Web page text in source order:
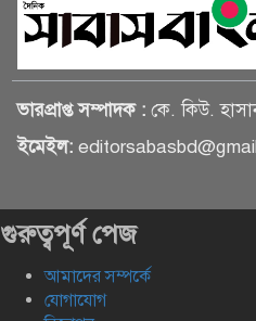
ভারপ্রাপ্ত সম্পাদক : কে. কিউ.
ইমেইল:
গুরুত্বপূর্ণ পেজ
আমাদের সম্পর্কে
যোগাযোগ